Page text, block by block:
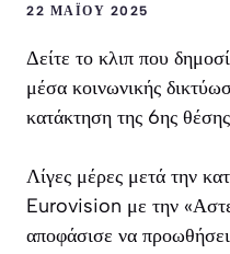
22 ΜΑΪ́ΟΥ 2025
Δείτε το κλιπ που
μέσα κοινωνικής
κατάκτηση της 6ης
Λίγες μέρες μετά την
Eurovision με την
αποφάσισε να